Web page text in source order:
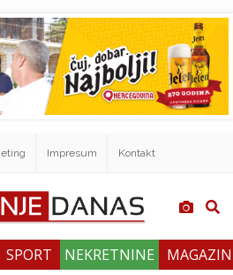
Impresum Kontakt
SPORT NEKRETNINE